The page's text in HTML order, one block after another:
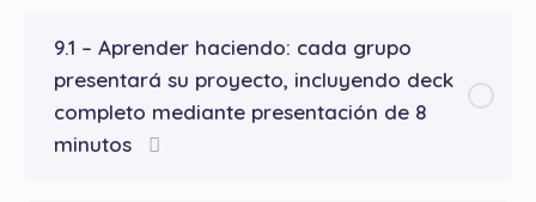
9.1 – Aprender haciendo: cada grupo
presentará su proyecto, incluyendo deck
completo mediante presentación de 8
minutos